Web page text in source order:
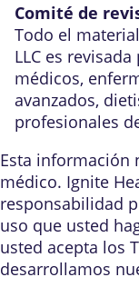
Comité de
Todo el
LLC es
médicos,
avanzados,
profesionales
Esta información
médico. Ignite
responsabilidad
uso que usted
usted acepta los
desarrollamos